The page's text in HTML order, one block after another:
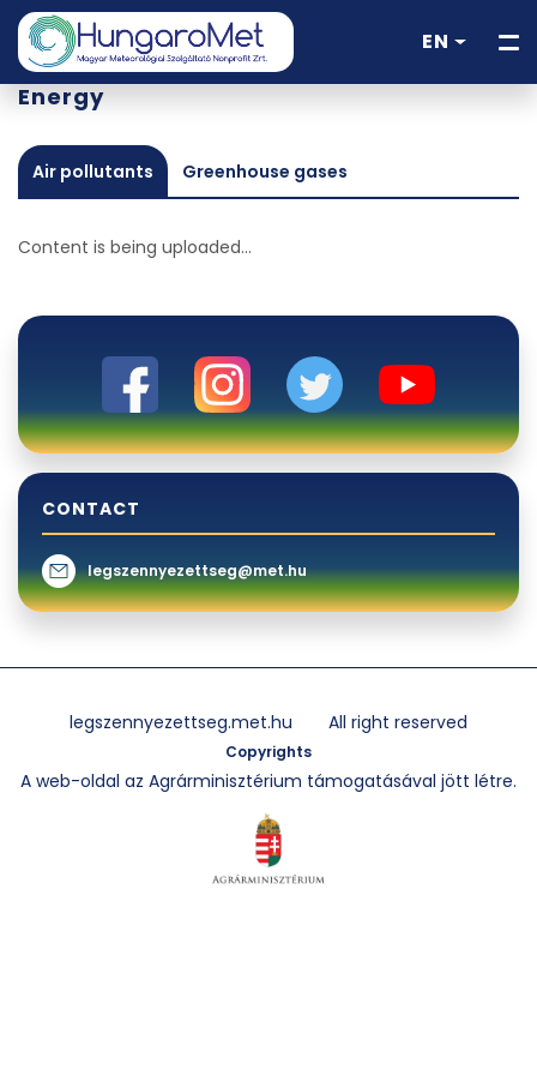
EN
CONTACT
legszennyezettseg@met.hu
Energy
Air pollutants Greenhouse gases
Content is being uploaded...
legszennyezettseg.met.hu All right reserved
Copyrights
A web-oldal az Agrárminisztérium támogatásával jött létre.